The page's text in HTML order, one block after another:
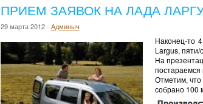
ПРИЕМ ЗАЯВОК НА ЛАДА
29 марта 2012 - Админыч
Наконец-то
Largus,
На
постараемся
Отметим,
собрано 100